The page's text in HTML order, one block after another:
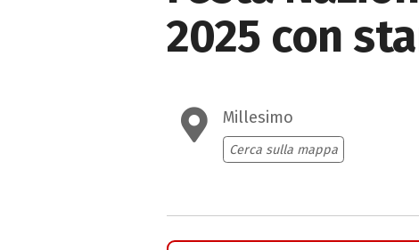
2025 con
Millesimo
Cerca sulla mappa